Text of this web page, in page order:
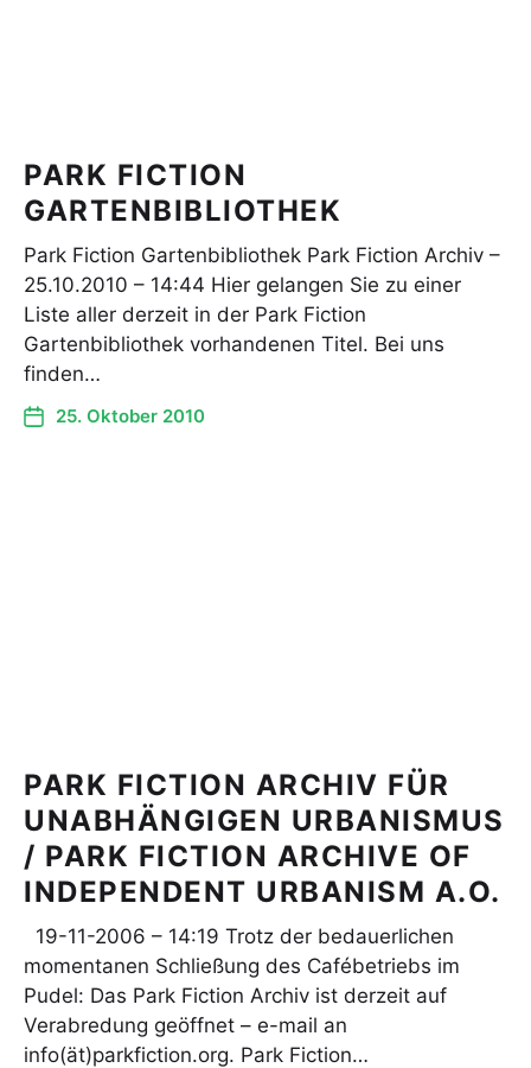
PARK FICTION
GARTENBIBLIOTHEK
Park Fiction Gartenbibliothek Park Fiction Archiv –
25.10.2010 – 14:44 Hier gelangen Sie zu einer
Liste aller derzeit in der Park Fiction
Gartenbibliothek vorhandenen Titel. Bei uns
finden…
25. Oktober 2010
PARK FICTION ARCHIV FÜR
UNABHÄNGIGEN URBANISMUS
/ PARK FICTION ARCHIVE OF
INDEPENDENT URBANISM A.O.
19-11-2006 – 14:19 Trotz der bedauerlichen
momentanen Schließung des Cafébetriebs im
Pudel: Das Park Fiction Archiv ist derzeit auf
Verabredung geöffnet – e-mail an
info(ät)parkfiction.org. Park Fiction…